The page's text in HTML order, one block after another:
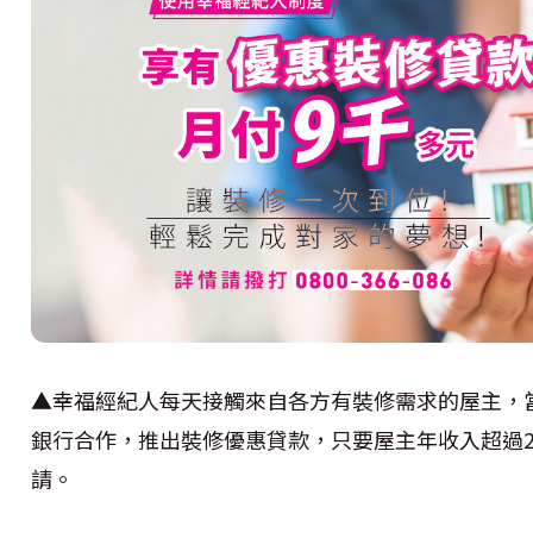
▲幸福經紀人每天接觸來自各方有裝修需求的屋主
銀行合作，推出裝修優惠貸款，只要屋主年收入超
請。